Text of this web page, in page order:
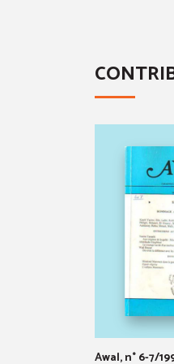
Awal, n° 6-7/